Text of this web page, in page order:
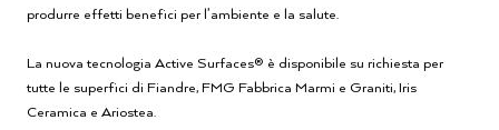
produrre effetti benefici per l’ambiente e la salute.
La nuova tecnologia Active Surfaces® è disponibile su richiesta per
tutte le superfici di Fiandre, FMG Fabbrica Marmi e Graniti, Iris
Ceramica e Ariostea.